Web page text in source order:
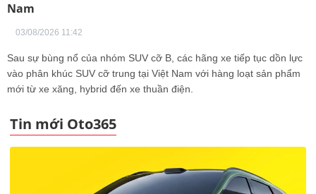
Nam
03/08/2026 11:42
Sau sự bùng nổ của nhóm SUV cỡ B, các hãng xe tiếp tục dồn lực
vào phân khúc SUV cỡ trung tại Việt Nam với hàng loạt sản phẩm
mới từ xe xăng, hybrid đến xe thuần điện.
Tin mới Oto365